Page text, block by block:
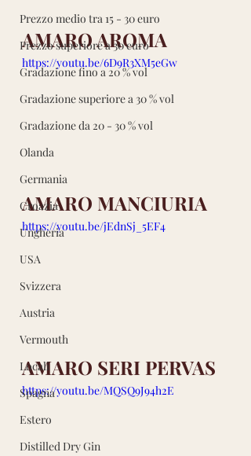
Prezzo medio tra 15 - 30 euro
Prezzo superiore a 30 euro
Gradazione fino a 20 % vol
Gradazione superiore a 30 % vol
Gradazione da 20 - 30 % vol
Olanda
Germania
Croazia
Ungheria
USA
Svizzera
Austria
Vermouth
Locali
Spagna
Estero
Distilled Dry Gin
AMARO AROMA
https://youtu.be/6D9R3XM5eGw
AMARO MANCIURIA
https://youtu.be/jEdnSj_5EF4
AMARO SERI PERVAS
https://youtu.be/MQSQ9J94h2E